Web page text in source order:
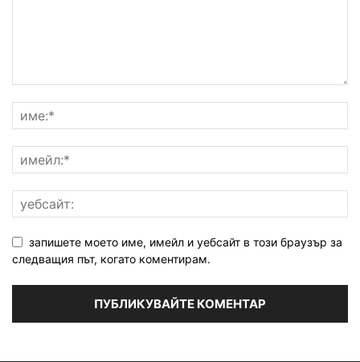
запишете моето име, имейл и уебсайт в този браузър за
следващия път, когато коментирам.